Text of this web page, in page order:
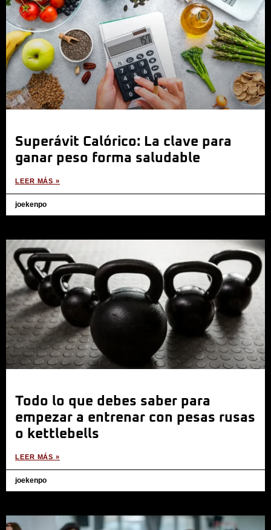
Superávit Calórico: La clave para
ganar peso forma saludable
LEER MÁS »
joekenpo
Todo lo que debes saber para
empezar a entrenar con pesas rusas
o kettlebells
LEER MÁS »
joekenpo